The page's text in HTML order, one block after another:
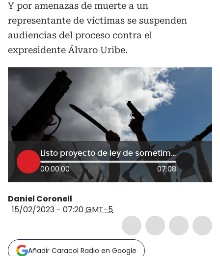
Y por amenazas de muerte a un
representante de víctimas se suspenden
audiencias del proceso contra el
expresidente Álvaro Uribe.
Listo proyecto de ley de sometimiento del Clan del Golfo y bandas criminales
00:00:00 07:08
Daniel Coronell
15/02/2023 - 07:20GMT-5
Añadir Caracol Radio en Google